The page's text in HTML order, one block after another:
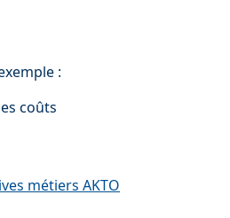
:
coûts
métiers AKTO